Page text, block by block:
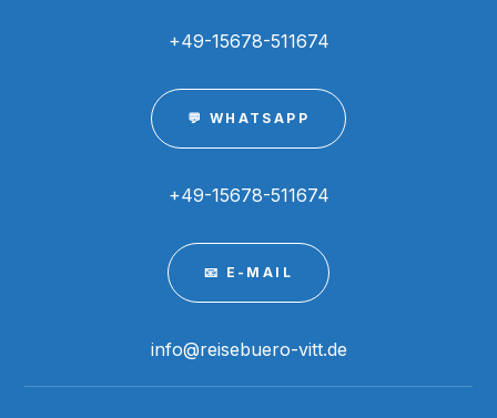
+49-15678-511674
💬 WHATSAPP
+49-15678-511674
📧 E-MAIL
info@reisebuero-vitt.de